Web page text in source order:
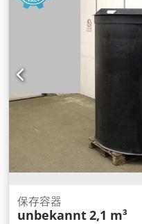
保存容器
unbekannt2,1 m³